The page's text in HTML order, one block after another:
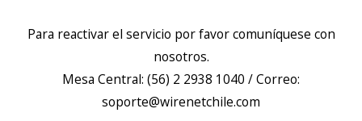
Para reactivar el servicio por favor comuníquese con
nosotros.
Mesa Central: (56) 2 2938 1040 / Correo:
soporte@wirenetchile.com